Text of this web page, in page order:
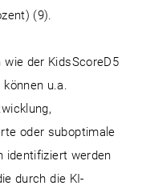
(9).
wie der KidsScoreD5
u.a.
oder suboptimale
identifiziert werden
durch die KI-